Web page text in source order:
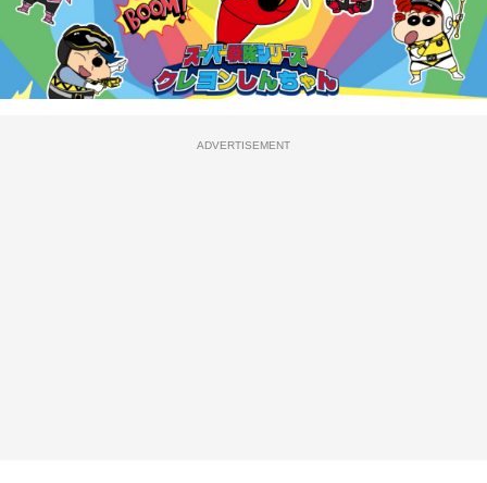
ADVERTISEMENT